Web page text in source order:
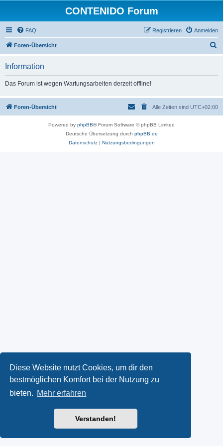
Diese Website nutzt Cookies, um dir den
bestmöglichen Komfort bei der Nutzung zu
bieten. Mehr erfahren
Verstanden!
CONTENIDO Forum
FAQ Anmelden
Registrieren
Foren-Übersicht
Information
Das Forum ist wegen Wartungsarbeiten derzeit offline!
Foren-Übersicht Alle Zeiten sind UTC+02:00
Powered by phpBB® Forum Software © phpBB Limited
Deutsche Übersetzung durch phpBB.de
Datenschutz| Nutzungsbedingungen